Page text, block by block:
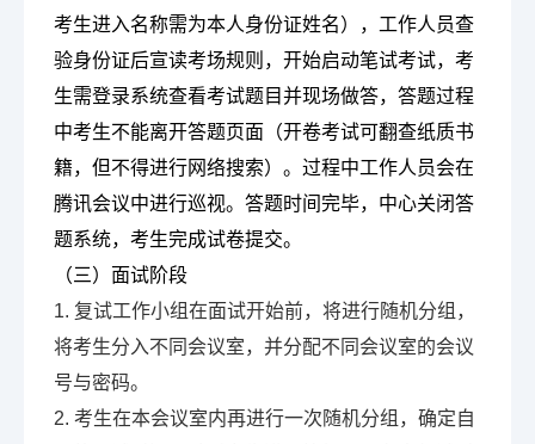
考生进入名称需为本人身份证姓名），工作人员查
验身份证后宣读考场规则，开始启动笔试考试，考
生需登录系统查看考试题目并现场做答，答题过程
中考生不能离开答题页面（开卷考试可翻查纸质书
籍，但不得进行网络搜索）。过程中工作人员会在
腾讯会议中进行巡视。答题时间完毕，中心关闭答
题系统，考生完成试卷提交。
（三）面试阶段
1. 复试工作小组在面试开始前，将进行随机分组，
将考生分入不同会议室，并分配不同会议室的会议
号与密码。
2. 考生在本会议室内再进行一次随机分组，确定自